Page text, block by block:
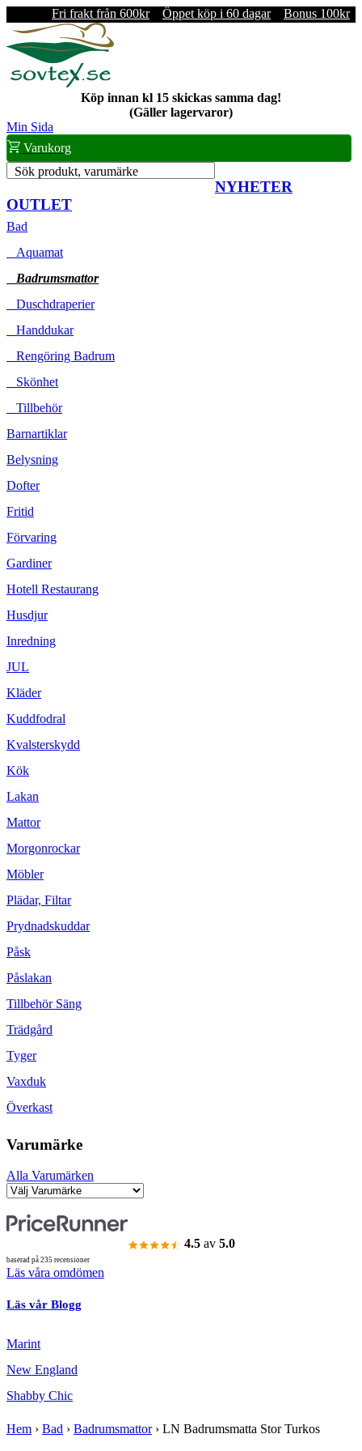
Fri frakt från 600kr Öppet köp i 60 dagar Bonus 100kr
Köp innan kl 15 skickas samma dag!
(Gäller lagervaror)
Min Sida
Varukorg
Sök produkt, varumärke
NYHETER
OUTLET
Bad
Aquamat
Badrumsmattor
Duschdraperier
Handdukar
Rengöring Badrum
Skönhet
Tillbehör
Barnartiklar
Belysning
Dofter
Fritid
Förvaring
Gardiner
Hotell Restaurang
Husdjur
Inredning
JUL
Kläder
Kuddfodral
Kvalsterskydd
Kök
Lakan
Mattor
Morgonrockar
Möbler
Plädar, Filtar
Prydnadskuddar
Påsk
Påslakan
Tillbehör Säng
Trädgård
Tyger
Vaxduk
Överkast
Varumärke
Alla Varumärken
4.5 av 5.0
baserad på 235 recensioner
Läs våra omdömen
Läs vår Blogg
Marint
New England
Shabby Chic
Hem › Bad › Badrumsmattor› LN Badrumsmatta Stor Turkos